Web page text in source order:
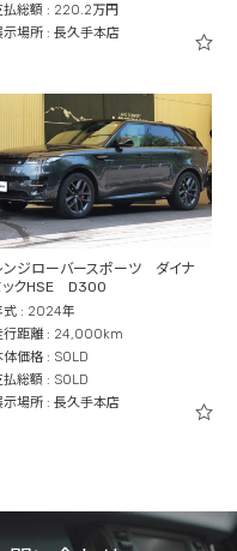
払総額 : 220.2万円
示場所 : 長久手本店
ンジローバースポーツ ダイナ
ックHSE D300
式 : 2024年
行距離 : 24,000km
体価格 : SOLD
払総額 : SOLD
示場所 : 長久手本店